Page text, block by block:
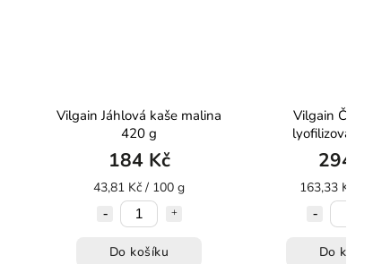
Vilgain Jáhlová kaše malina
420 g
184 Kč
43,81 Kč / 100 g
Do košíku
Vilgain
lyofilizovaný
294
163,33 Kč /
Do